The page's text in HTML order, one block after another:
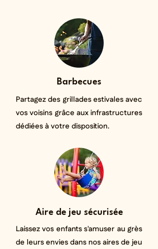
Barbecues
Partagez des grillades estivales avec
vos voisins grâce aux infrastructures
dédiées à votre disposition.
Aire de jeu sécurisée
Laissez vos enfants s'amuser au grès
de leurs envies dans nos aires de jeu